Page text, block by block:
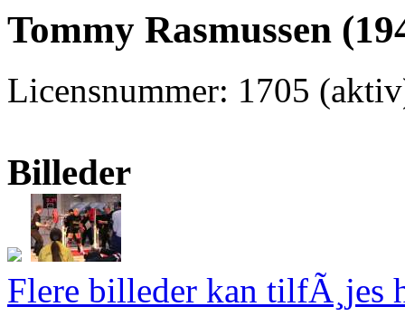
Tommy Rasmussen
Licensnummer: 1705
Billeder
Flere billeder kan tilfÃ¸jes